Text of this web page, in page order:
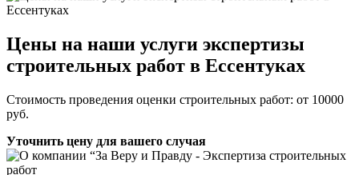
Цены на наши услуги экспертизы
строительных работ в Ессентуках
Стоимость проведения оценки строительных работ: от 10000
руб.
Уточнить цену для вашего случая